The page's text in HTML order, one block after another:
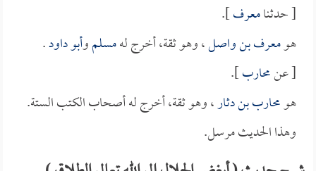
[ حدثنامعرف].
هومعرف بن واصل، وهو ثقة، أخرج لهمسلموأبو داود.
[ عنمحارب].
هومحارب بن دثار، وهو ثقة، أخرج له أصحاب الكتب الستة.
وهذا الحديث مرسل.